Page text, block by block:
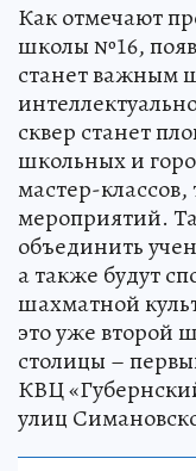
Как отмечают
школы №16,
станет важным
сквер станет
школьных и
мастер-классов,
мероприятий.
объединить
а также будут
шахматной
это уже второй
столицы –
КВЦ
улиц